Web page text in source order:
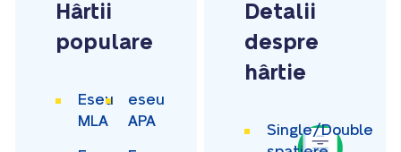
Hârtii
populare
Eseu
MLA
eseu
APA
Detalii
despre
hârtie
Single/Double